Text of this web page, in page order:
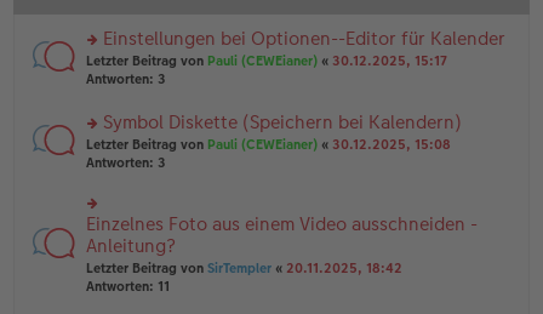
es
e
n
B
ei
tr
rs
te
n
g
el
e
n
er
B
ei
tr
Einstellungen bei Optionen--Editor für Kalender
Letzter Beitrag von Pauli (CEWEianer) « 30.12.2025, 15:17
Antworten: 3
rs
te
u
n
g
el
es
e
Symbol Diskette (Speichern bei Kalendern)
Letzter Beitrag von Pauli (CEWEianer) « 30.12.2025, 15:08
Antworten: 3
rs
te
r
u
n
Einzelnes Foto aus einem Video ausschneiden -
Anleitung?
Letzter Beitrag von SirTempler « 20.11.2025, 18:42
Antworten: 11